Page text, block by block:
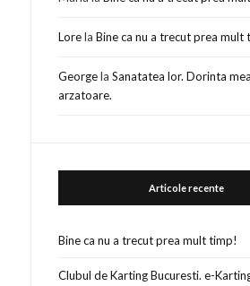
LorelaBine ca nu a trecut prea mult
GeorgelaSanatatea lor. Dorinta
arzatoare.
Articole recente
Bine ca nu a trecut prea mult timp!
Clubul de Karting Bucuresti. e-